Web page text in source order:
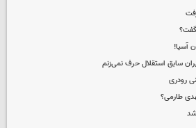
آسیا!
سابق استقلال حرف نمی‌زنم
رودری
طارمی؟
شد